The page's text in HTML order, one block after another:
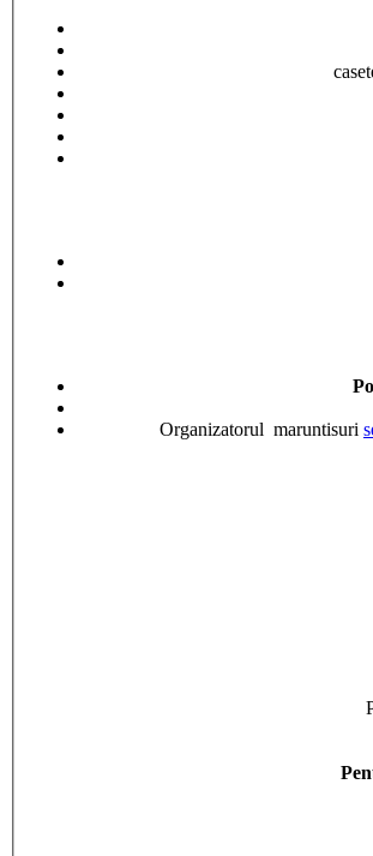
Organizatorul maruntisuri